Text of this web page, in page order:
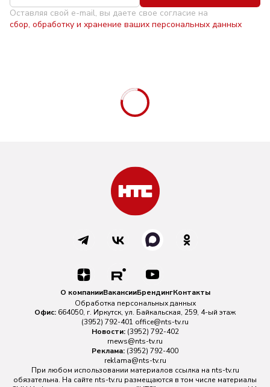
Оставляя свой e-mail, вы даете свое согласие на
сбор, обработку и хранение ваших персональных данных
О компанииВакансииБрендингКонтакты
Обработка персональных данных
Офис: 664050, г. Иркутск, ул. Байкальская, 259, 4-ый этаж
(3952) 792-401 office@nts-tv.ru
Новости: (3952) 792-402
rnews@nts-tv.ru
Реклама: (3952) 792-400
reklama@nts-tv.ru
При любом использовании материалов ссылка на nts-tv.ru
обязательна. На сайте nts-tv.ru размещаются в том числе материалы